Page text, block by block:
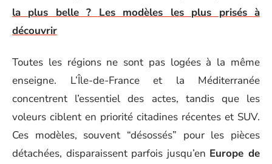
la plus belle ? Les modèles les plus prisés à
découvrir
Toutes les régions ne sont pas logées à la même
enseigne. L’Île-de-France et la Méditerranée
concentrent l’essentiel des actes, tandis que les
voleurs ciblent en priorité citadines récentes et SUV.
Ces modèles, souvent “désossés” pour les pièces
détachées, disparaissent parfois jusqu’en Europe de